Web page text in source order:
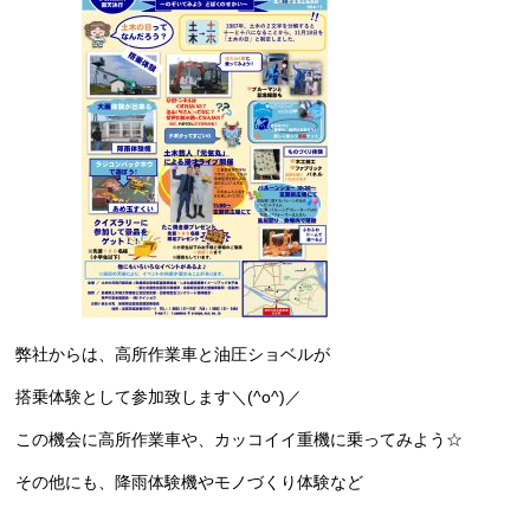
弊社からは、高所作業車と油圧ショベルが
搭乗体験として参加致します＼(^o^)／
この機会に高所作業車や、カッコイイ重機に乗ってみよう☆
その他にも、降雨体験機やモノづくり体験など